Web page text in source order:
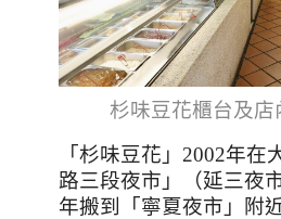
杉味豆花櫃台及店
「杉味豆花」2002年在
路三段夜市」（延三夜
年搬到「寧夏夜市」附